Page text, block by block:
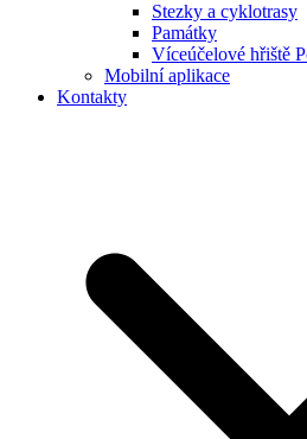
Stezky a cyklotrasy
Památky
Víceúčelové hřiště
Mobilní aplikace
Kontakty